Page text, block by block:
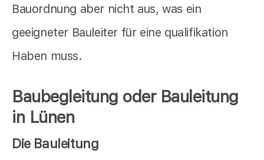
Bauordnung aber nicht aus, was ein
geeigneter Bauleiter für eine qualifikation
Haben muss.
Baubegleitung oder Bauleitung
in Lünen
Die Bauleitung